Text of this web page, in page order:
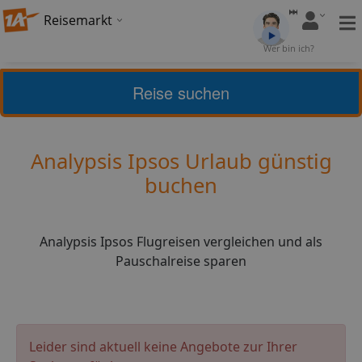
Reisemarkt
Wer bin ich?
Griechenland Analypsis Ipsos
Bewertung:4 (4) Bewerten
Analypsis Ipsos Urlaub günstig
buchen
Analypsis Ipsos Flugreisen vergleichen und als
Pauschalreise sparen
Reise suchen
Leider sind aktuell keine Angebote zur Ihrer